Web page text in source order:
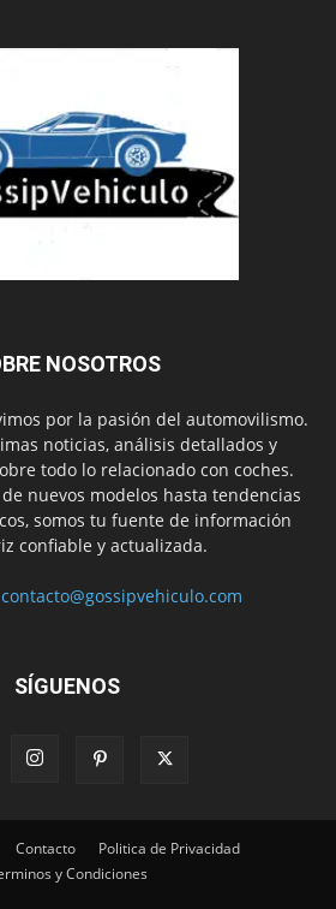
NOSOTROS
por la pasión del automovilismo.
noticias, análisis detallados y
todo lo relacionado con coches.
nuevos modelos hasta tendencias
somos tu fuente de información
confiable y actualizada.
contacto@gossipvehiculo.com
SÍGUENOS
Contacto
Politica de Privacidad
y Condiciones